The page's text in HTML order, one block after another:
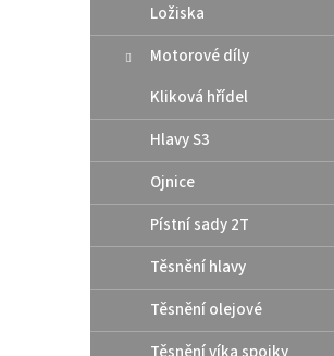
Ložiska
Motorové díly
Kliková hřídel
Hlavy S3
Ojnice
Pístní sady 2T
Těsnění hlavy
Těsnění olejové